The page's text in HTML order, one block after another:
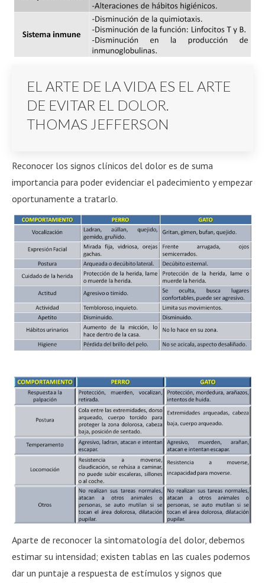
EL ARTE DE LA VIDA ES EL ARTE
DE EVITAR EL DOLOR.
THOMAS JEFFERSON
Reconocer los signos clínicos del dolor es de suma
importancia para poder evidenciar el padecimiento y empezar
oportunamente a tratarlo.
Aparte de reconocer la sintomatología del dolor, debemos
estimar su intensidad; existen tablas en las cuales podemos
dar un puntaje a respuesta de estímulos y signos que